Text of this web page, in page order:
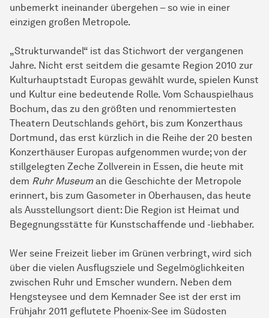
unbemerkt ineinander übergehen – so wie in einer
einzigen großen Metropole.
„Strukturwandel“ ist das Stichwort der vergangenen
Jahre. Nicht erst seitdem die gesamte Region 2010 zur
Kulturhauptstadt Europas gewählt wurde, spielen Kunst
und Kultur eine bedeutende Rolle. Vom Schauspielhaus
Bochum, das zu den größten und renommiertesten
Theatern Deutschlands gehört, bis zum Konzerthaus
Dortmund, das erst kürzlich in die Reihe der 20 besten
Konzerthäuser Europas aufgenommen wurde; von der
stillgelegten Zeche Zollverein in Essen, die heute mit
dem Ruhr Museum an die Geschichte der Metropole
erinnert, bis zum Gasometer in Oberhausen, das heute
als Ausstellungsort dient: Die Region ist Heimat und
Begegnungsstätte für Kunstschaffende und -liebhaber.
Wer seine Freizeit lieber im Grünen verbringt, wird sich
über die vielen Ausflugsziele und Segelmöglichkeiten
zwischen Ruhr und Emscher wundern. Neben dem
Hengsteysee und dem Kemnader See ist der erst im
Frühjahr 2011 geflutete Phoenix-See im Südosten